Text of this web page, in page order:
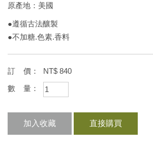
原產地：美國
●遵循古法釀製
●不加糖.色素.香料
訂 價： NT$ 840
數 量：
加入收藏 直接購買